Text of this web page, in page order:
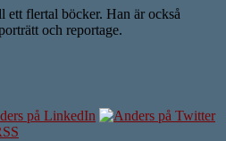
ett flertal böcker. Han är också
och reportage.